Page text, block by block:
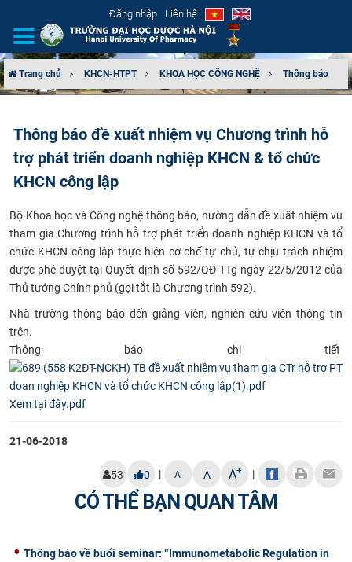
Đăng nhập Liên hệ
CƠ CẤU TỔ CHỨC
TUYỂN SINH
ĐÀO TẠO
ĐẢM BẢO CHẤT LƯỢNG
KHOA HỌC CÔNG NGHỆ
HTQT
CỰU NGƯỜI HỌC
Trang chủ KHCN-HTPT KHOA HỌC CÔNG NGHỆ Thông báo
Thông báo đề xuất nhiệm vụ Chương trình hỗ
trợ phát triển doanh nghiệp KHCN & tổ chức
KHCN công lập
​Bộ Khoa học và Công nghệ thông báo, hướng dẫn đề xuất nhiệm vụ
tham gia Chương trình hỗ trợ phát triển doanh nghiệp KHCN và tổ
chức KHCN công lập thực hiện cơ chế tự chủ, tự chịu trách nhiệm
được phê duyệt tại Quyết định số 592/QĐ-TTg ngày 22/5/2012 của
Thủ tướng Chính phủ (gọi tắt là Chương trình 592).
Nhà trường thông báo đến giảng viên, nghiên cứu viên thông tin
trên.
Thông báo chi tiết
Xem tại đây.pdf
21-06-2018
53 0 | A- A A+ |
CÓ THỂ BẠN QUAN TÂM
Thông báo về buổi seminar: “Immunometabolic Regulation in